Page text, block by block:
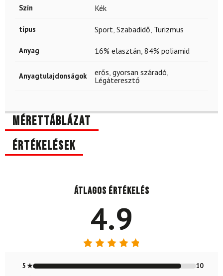
Szín Kék
típus Sport Szabadidő Turizmus
Anyag 16% elasztán 84% poliamid
Anyagtulajdonságok erős gyorsan száradó
Légáteresztő
Mérettáblázat
Értékelések
Átlagos értékelés
4.9
4.91/ 5
5 ★
10